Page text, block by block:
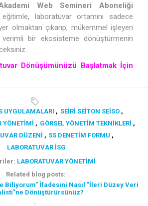
Web Semineri Aboneliği
laboratuvar ortamını sadece
olmaktan çıkarıp, mükemmel işleyen
bir ekosisteme dönüştürmenin
Dönüşümünüzü Başlatmak İçin
UYGULAMALARI , SEIRI SEITON SEISO ,
YÖNETIMI , GÖRSEL YÖNETIM TEKNIKLERI ,
DÜZENI , 5S DENETIM FORMU ,
LABORATUVAR ISG
LABORATUVAR YÖNETIMI
Related blog posts:
Biliyorum" İfadesini Nasıl "İleri Düzey Veri
Dönüştürürsünüz?
,